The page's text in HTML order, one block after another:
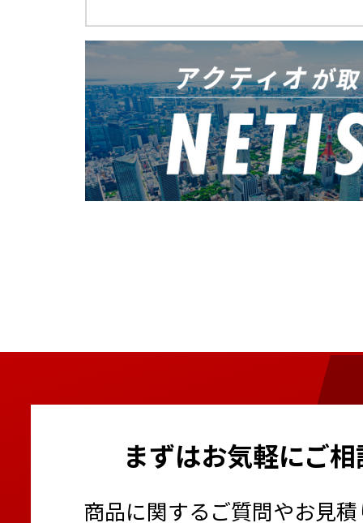
まずはお気軽にご
商品に関するご質問やお見